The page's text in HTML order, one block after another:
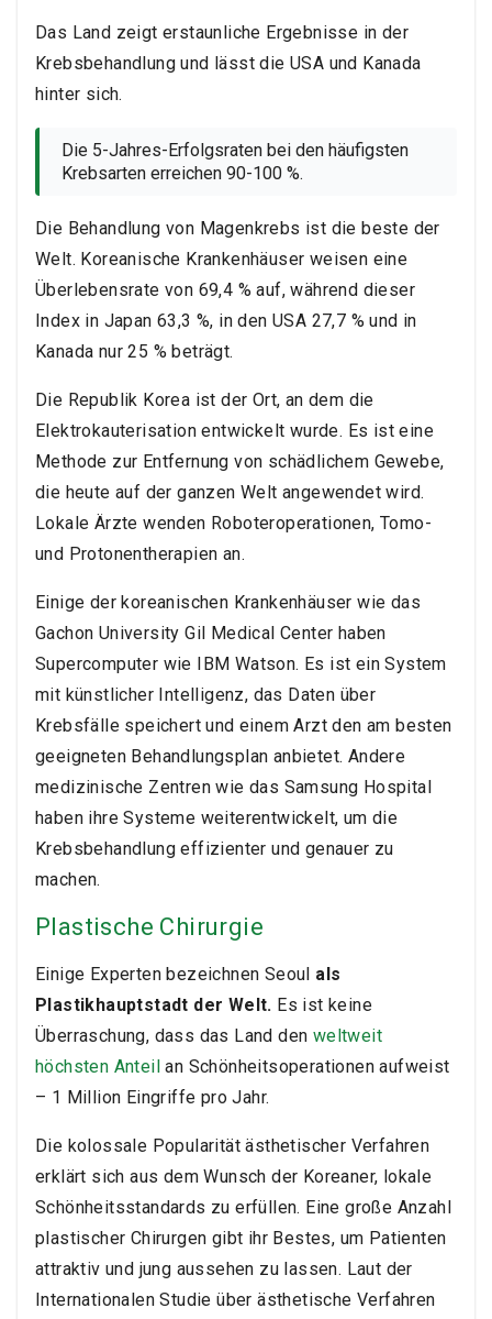
Das Land zeigt erstaunliche Ergebnisse in der
Krebsbehandlung und lässt die USA und Kanada
hinter sich.
Die 5-Jahres-Erfolgsraten bei den häufigsten
Krebsarten erreichen 90-100 %.
Die Behandlung von Magenkrebs ist die beste der
Welt. Koreanische Krankenhäuser weisen eine
Überlebensrate von 69,4 % auf, während dieser
Index in Japan 63,3 %, in den USA 27,7 % und in
Kanada nur 25 % beträgt.
Die Republik Korea ist der Ort, an dem die
Elektrokauterisation entwickelt wurde. Es ist eine
Methode zur Entfernung von schädlichem Gewebe,
die heute auf der ganzen Welt angewendet wird.
Lokale Ärzte wenden Roboteroperationen, Tomo-
und Protonentherapien an.
Einige der koreanischen Krankenhäuser wie das
Gachon University Gil Medical Center haben
Supercomputer wie IBM Watson. Es ist ein System
mit künstlicher Intelligenz, das Daten über
Krebsfälle speichert und einem Arzt den am besten
geeigneten Behandlungsplan anbietet. Andere
medizinische Zentren wie das Samsung Hospital
haben ihre Systeme weiterentwickelt, um die
Krebsbehandlung effizienter und genauer zu
machen.
Plastische Chirurgie
Einige Experten bezeichnen Seoul als
Plastikhauptstadt der Welt. Es ist keine
Überraschung, dass das Land den weltweit
höchsten Anteil an Schönheitsoperationen aufweist
– 1 Million Eingriffe pro Jahr.
Die kolossale Popularität ästhetischer Verfahren
erklärt sich aus dem Wunsch der Koreaner, lokale
Schönheitsstandards zu erfüllen. Eine große Anzahl
plastischer Chirurgen gibt ihr Bestes, um Patienten
attraktiv und jung aussehen zu lassen. Laut der
Internationalen Studie über ästhetische Verfahren